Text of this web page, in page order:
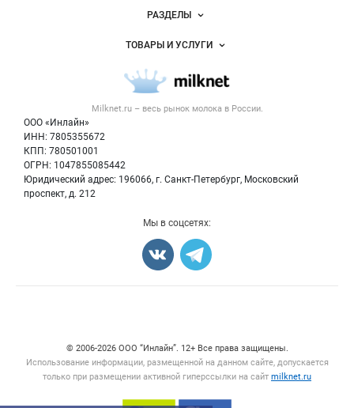
Milknet.ru – весь рынок молокав России.
ООО «Инлайн»
ИНН: 7805355672
КПП: 780501001
ОГРН: 1047855085442
Юридический адрес: 196066, г. Санкт-Петербург, Московский
проспект, д. 212
Новости Milknet.ru
Размещение рекламы
Публичная оферта
Контактная информация
Политика обработки персональных данных
РАЗДЕЛЫ
Объявления
Новости рынка
ТОВАРЫ И УСЛУГИ
Молочная продукция
Вторичное сырье
Оборудование
Мы в соцсетях:
© 2006‑2026 ООО “Инлайн”. 12+ Все права защищены.
Использование информации, размещенной на данном сайте, допускается
только при размещении активной гиперссылки на сайт milknet.ru